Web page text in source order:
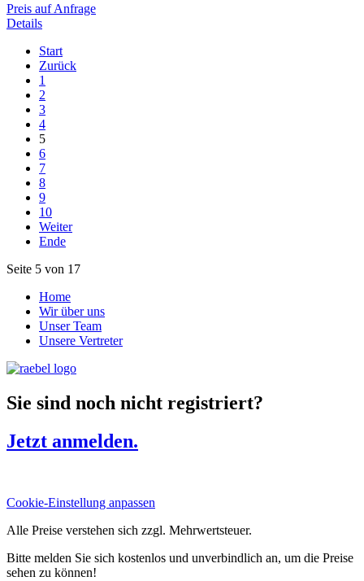
Preis auf Anfrage
Details
Start
Zurück
1
2
3
4
5
6
7
8
9
10
Weiter
Ende
Seite 5 von 17
Home
Wir über uns
Unser Team
Unsere Vertreter
Sie sind noch nicht registriert?
Jetzt anmelden.
Cookie-Einstellung anpassen
Alle Preise verstehen sich zzgl. Mehrwertsteuer.
Bitte melden Sie sich kostenlos und unverbindlich an, um die Preise
sehen zu können!